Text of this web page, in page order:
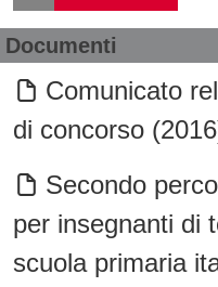
Documenti
Comunicato
di concorso
Secondo
per insegnanti di
scuola primaria